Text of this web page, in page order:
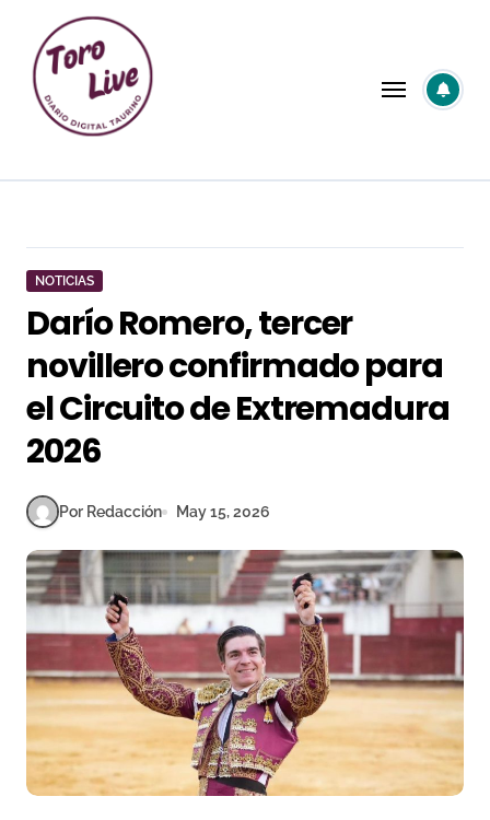
contenido
NOTICIAS
Darío Romero, tercer
novillero confirmado para
el Circuito de Extremadura
2026
Por Redacción May 15, 2026